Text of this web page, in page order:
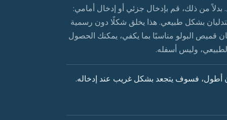
بدلاً من ذلك، قم بإدخال جزئي أو إدخال أمامي:
بشكل طبيعي. هذا يخلق شكلًا دون رسمية
قميص البولو مناسبًا بما يكفي، يمكنك الحصول
وليس أسفله.
أطول، فسوف يتجعد بشكل غريب عند إدخاله.